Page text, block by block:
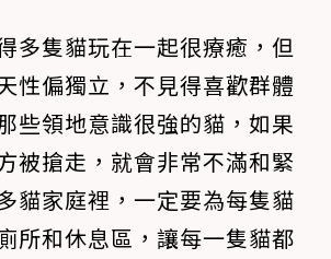
多隻貓玩在一起很療癒，但
性偏獨立，不見得喜歡群體
些領地意識很強的貓，如果
被搶走，就會非常不滿和緊
貓家庭裡，一定要為每隻貓
所和休息區，讓每一隻貓都